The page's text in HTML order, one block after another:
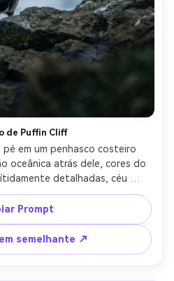
de Puffin Cliff
em um penhasco costeiro
oceânica atrás dele, cores do
detalhadas, céu
em Sony A7IV com 70-200mm
profundidade de campo
cinematográfica-AR 4:5
Prompt
semelhante ↗